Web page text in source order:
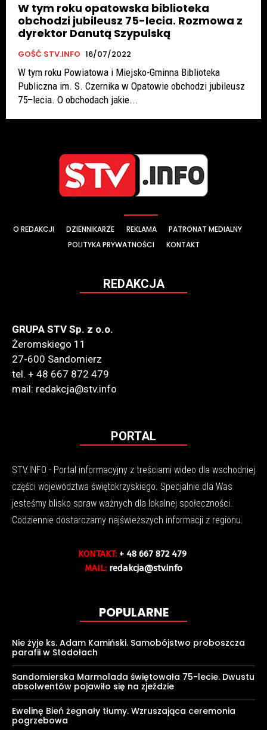
W tym roku opatowska biblioteka
obchodzi jubileusz 75-lecia. Rozmowa z
dyrektor Danutą Szypulską
GOŚĆ STV.INFO 16/07/2022
W tym roku Powiatowa i Miejsko-Gminna Biblioteka
Publiczna im. S. Czernika w Opatowie obchodzi jubileusz
75–lecia. O obchodach jakie...
O REDAKCJI DZIENNIKARZE REKLAMA
PATRONAT MEDIALNY
POLITYKA PRYWATNOŚCI
KONTAKT
REDAKCJA
GRUPA STV Sp. z o.o.
Żeromskiego 11
27-600 Sandomierz
tel. + 48 667 872 479
mail: redakcja@stv.info
PORTAL
STV.INFO - Portal informacyjny z treściami wideo dla wschodniej
części województwa świętokrzyskiego. Specjalnie dla Was
jesteśmy blisko spraw ważnych dla lokalnej społeczności.
Codziennie dostarczamy najświeższych informacji z regionu.
KONTAKT: + 48 667 872 479
MAIL: redakcja@stv.info
POPULARNE
Nie żyje ks. Adam Kamiński. Samobójstwo proboszcza
parafii w Stodołach
Sandomierska Marmolada świętowała 75-lecie. Dwustu
absolwentów pojawiło się na zjeździe
Ewelinę Bień żegnały tłumy. Wzruszająca ceremonia
pogrzebowa